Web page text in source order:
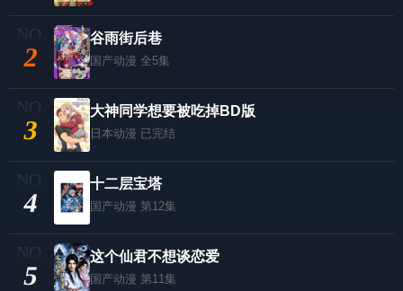
2
谷雨街后巷
国产动漫 全5集
3
大神同学想要被吃掉BD版
日本动漫 已完结
4
十二层宝塔
国产动漫 第12集
5
这个仙君不想谈恋爱
国产动漫 第11集